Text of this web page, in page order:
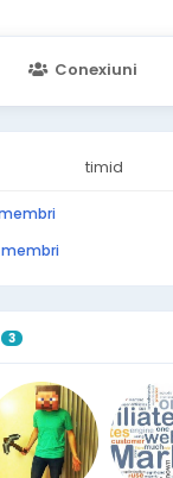
Conexiuni
timid
3